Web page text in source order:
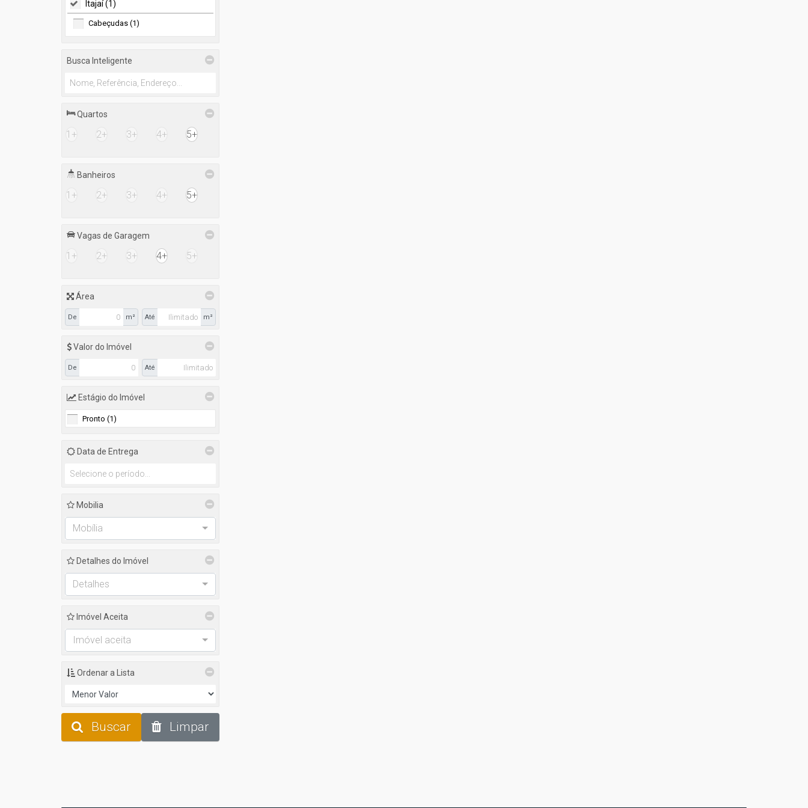
Itajaí (1)
Cabeçudas (1)
Busca Inteligente
Quartos
1+ 2+ 3+ 4+ 5+
Banheiros
1+ 2+ 3+ 4+ 5+
Vagas de Garagem
1+ 2+ 3+ 4+ 5+
Área
De m² Até m²
Valor do Imóvel
De Até
Estágio do Imóvel
Pronto (1)
Data de Entrega
Mobilia
Mobília
Detalhes do Imóvel
Detalhes
Imóvel Aceita
Imóvel aceita
Ordenar a Lista
Buscar Limpar